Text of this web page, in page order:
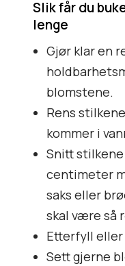
Slik får du
lenge
Gjør klar en
blomstene.
Rens
kommer i
Snitt
centimeter
saks eller
skal være så
Etterfyll
Sett gjerne